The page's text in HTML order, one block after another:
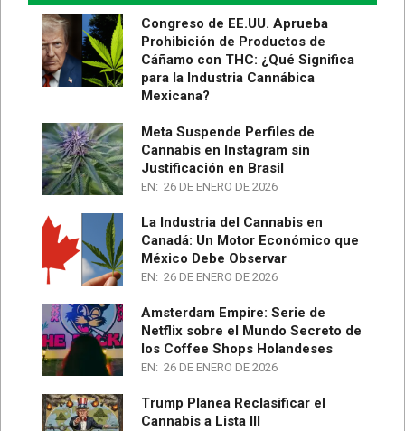
Congreso de EE.UU. Aprueba
Prohibición de Productos de
Cáñamo con THC: ¿Qué Significa
para la Industria Cannábica
Mexicana?
Meta Suspende Perfiles de
Cannabis en Instagram sin
Justificación en Brasil
EN: 26 DE ENERO DE 2026
La Industria del Cannabis en
Canadá: Un Motor Económico que
México Debe Observar
EN: 26 DE ENERO DE 2026
Amsterdam Empire: Serie de
Netflix sobre el Mundo Secreto de
los Coffee Shops Holandeses
EN: 26 DE ENERO DE 2026
Trump Planea Reclasificar el
Cannabis a Lista III